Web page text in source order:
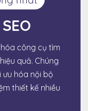
công cụ tìm
quả. Chúng
hóa nội bộ
thiết kế nhiều